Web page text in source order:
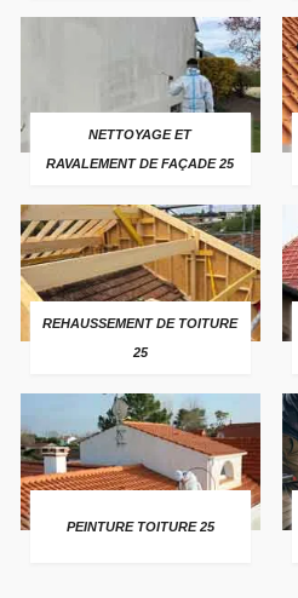
NETTOYAGE ET
RAVALEMENT DE FAÇADE 25
REHAUSSEMENT DE TOITURE
25
PEINTURE TOITURE 25